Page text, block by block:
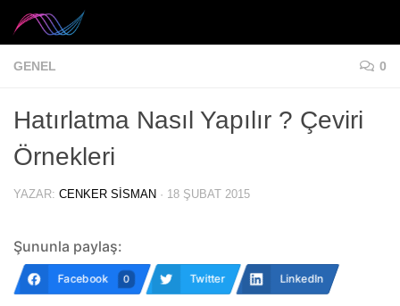
Skip to content
GENEL 0
Hatırlatma Nasıl Yapılır ? Çeviri
Örnekleri
YAZAR: CENKER SISMAN · 18 ŞUBAT 2015
Şununla paylaş:
Facebook 0 Twitter LinkedIn